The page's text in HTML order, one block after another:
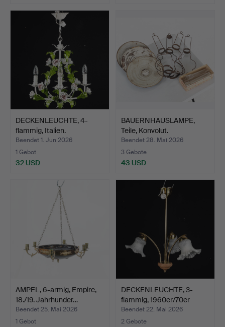
DECKENLEUCHTE, 4-
flammig, Italien.
Beendet 1. Jun 2026
1 Gebot
32 USD
BAUERNHAUSLAMPE,
Teile, Konvolut.
Beendet 28. Mai 2026
3 Gebote
43 USD
AMPEL, 6-armig, Empire,
18./19. Jahrhunder…
Beendet 25. Mai 2026
1 Gebot
DECKENLEUCHTE, 3-
flammig, 1960er/70er
Jahr…
Beendet 22. Mai 2026
2 Gebote